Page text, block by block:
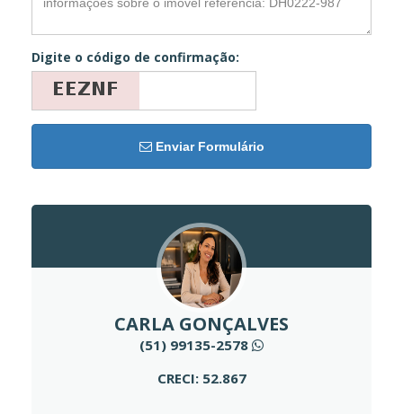
Digite o código de confirmação:
Enviar Formulário
CARLA GONÇALVES
(51) 99135-2578
CRECI: 52.867